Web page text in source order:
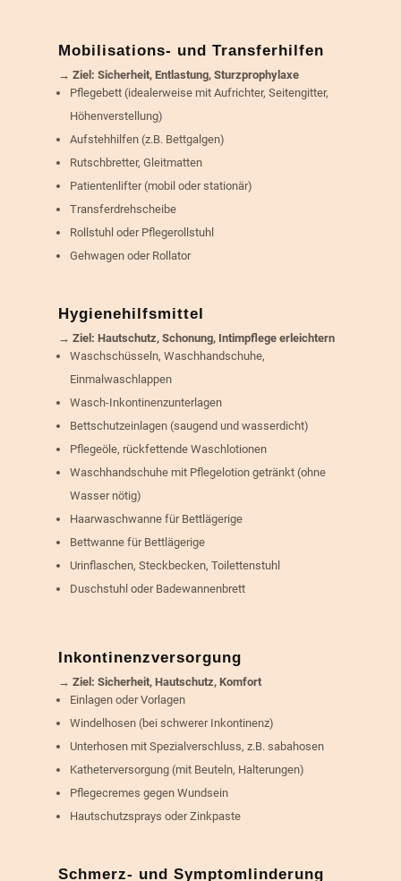
Mobilisations- und Transferhilfen
→ Ziel: Sicherheit, Entlastung, Sturzprophylaxe
Pflegebett (idealerweise mit Aufrichter, Seitengitter,
Höhenverstellung)
Aufstehhilfen (z.B. Bettgalgen)
Rutschbretter, Gleitmatten
Patientenlifter (mobil oder stationär)
Transferdrehscheibe
Rollstuhl oder Pflegerollstuhl
Gehwagen oder Rollator
Hygienehilfsmittel
→ Ziel: Hautschutz, Schonung, Intimpflege erleichtern
Waschschüsseln, Waschhandschuhe,
Einmalwaschlappen
Wasch-Inkontinenzunterlagen
Bettschutzeinlagen (saugend und wasserdicht)
Pflegeöle, rückfettende Waschlotionen
Waschhandschuhe mit Pflegelotion getränkt (ohne
Wasser nötig)
Haarwaschwanne für Bettlägerige
Bettwanne für Bettlägerige
Urinflaschen, Steckbecken, Toilettenstuhl
Duschstuhl oder Badewannenbrett
Inkontinenzversorgung
→ Ziel: Sicherheit, Hautschutz, Komfort
Einlagen oder Vorlagen
Windelhosen (bei schwerer Inkontinenz)
Unterhosen mit Spezialverschluss, z.B. sabahosen
Katheterversorgung (mit Beuteln, Halterungen)
Pflegecremes gegen Wundsein
Hautschutzsprays oder Zinkpaste
Schmerz- und Symptomlinderung